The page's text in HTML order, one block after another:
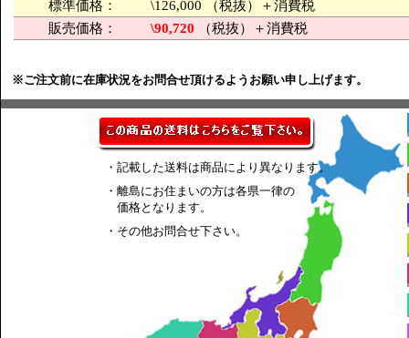
標準価格：
\126,000 （税抜）＋消費税
販売価格：
\90,720 （税抜）＋消費税
※ご注文前に在庫状況をお問合せ頂けるようお願い申し上げます。
・記載した送料は商品により異なります。
・離島にお住まいの方は各県一律の
価格となります。
・その他お問合せ下さい。